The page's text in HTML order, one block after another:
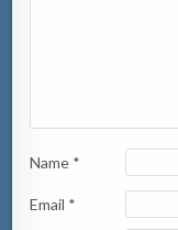
Name *
Email *